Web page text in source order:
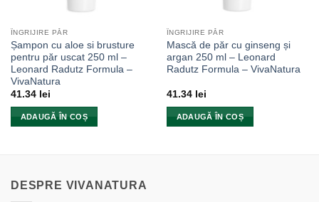
ÎNGRIJIRE PĂR
Șampon cu aloe si brusture
pentru păr uscat 250 ml –
Leonard Radutz Formula –
VivaNatura
41.34 lei
ADAUGĂ ÎN COȘ
ÎNGRIJIRE PĂR
Mască de păr cu ginseng și
argan 250 ml – Leonard
Radutz Formula – VivaNatura
41.34 lei
ADAUGĂ ÎN COȘ
DESPRE VIVANATURA